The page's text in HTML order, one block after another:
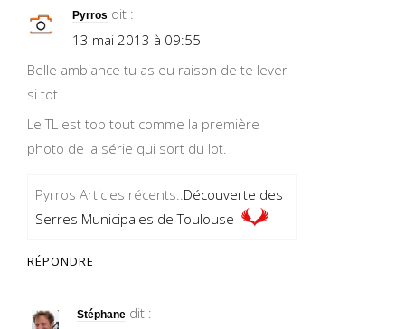
Pyrros dit :
13 mai 2013 à 09:55
Belle ambiance tu as eu raison de te lever
si tot…
Le TL est top tout comme la première
photo de la série qui sort du lot.
Pyrros Articles récents..Découverte des
Serres Municipales de Toulouse
RÉPONDRE
Stéphane dit :